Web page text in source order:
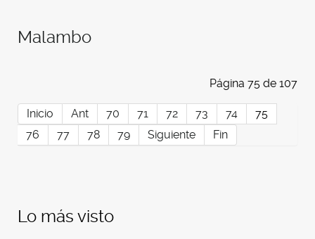
Malambo
Página 75 de 107
Inicio Ant 70 71 72 73 74
75
76
77 78 79 Siguiente Fin
Lo más visto